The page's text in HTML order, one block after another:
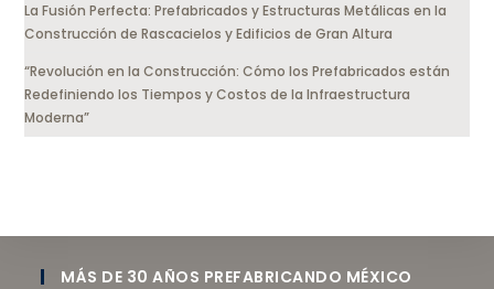
La Fusión Perfecta: Prefabricados y Estructuras Metálicas en la
Construcción de Rascacielos y Edificios de Gran Altura
“Revolución en la Construcción: Cómo los Prefabricados están
Redefiniendo los Tiempos y Costos de la Infraestructura
Moderna”
MÁS DE 30 AÑOS PREFABRICANDO MÉXICO